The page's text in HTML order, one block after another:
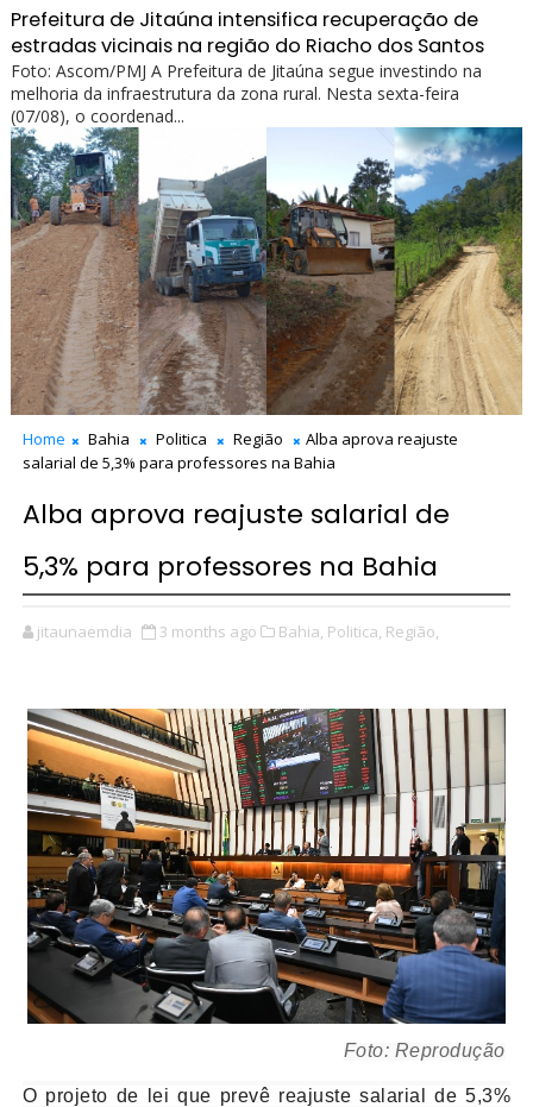
Prefeitura de Jitaúna intensifica recuperação de
estradas vicinais na região do Riacho dos Santos
Foto: Ascom/PMJ A Prefeitura de Jitaúna segue investindo na
melhoria da infraestrutura da zona rural. Nesta sexta-feira
(07/08), o coordenad...
Home Bahia Politica Região
Alba aprova reajuste
salarial de 5,3% para professores na Bahia
Alba aprova reajuste salarial de
5,3% para professores na Bahia
jitaunaemdia 3 months ago Bahia, Politica, Região,
Foto: Reprodução
O projeto de lei que prevê reajuste salarial de 5,3%